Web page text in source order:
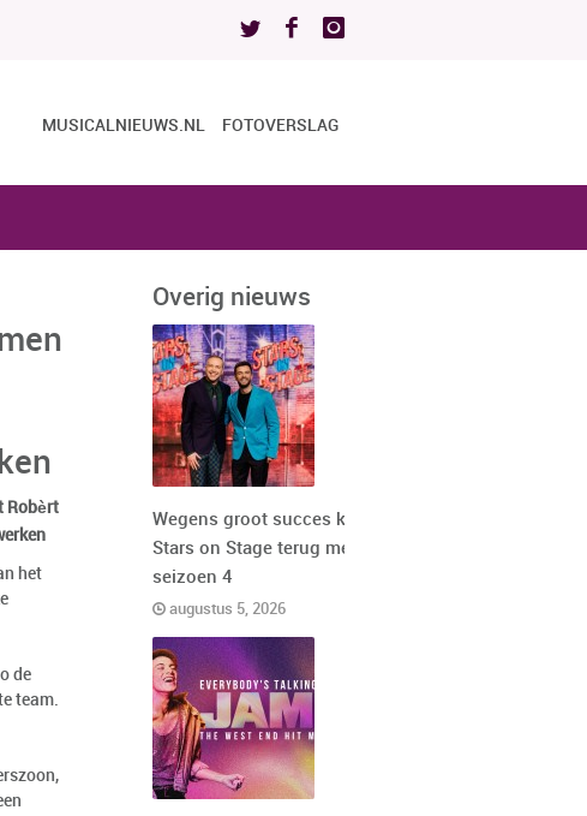
MUSICALNIEUWS.NL FOTOVERSLAG
Robèrt
het
de
team.
Overig nieuws
Wegens groot succes keert
Stars on Stage terug met
seizoen 4
augustus 5, 2026